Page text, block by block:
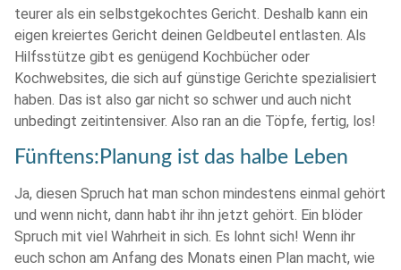
teurer als ein selbstgekochtes Gericht. Deshalb kann ein
eigen kreiertes Gericht deinen Geldbeutel entlasten. Als
Hilfsstütze gibt es genügend Kochbücher oder
Kochwebsites, die sich auf günstige Gerichte spezialisiert
haben. Das ist also gar nicht so schwer und auch nicht
unbedingt zeitintensiver. Also ran an die Töpfe, fertig, los!
Fünftens:Planung ist das halbe Leben
Ja, diesen Spruch hat man schon mindestens einmal gehört
und wenn nicht, dann habt ihr ihn jetzt gehört. Ein blöder
Spruch mit viel Wahrheit in sich. Es lohnt sich! Wenn ihr
euch schon am Anfang des Monats einen Plan macht, wie